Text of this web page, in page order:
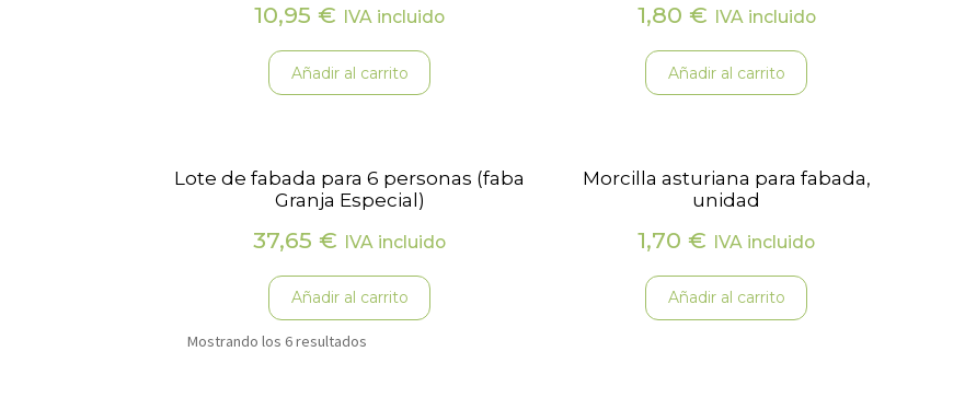
10,95 € IVA incluido
Añadir al carrito
1,80 € IVA incluido
Añadir al carrito
Lote de fabada para 6 personas (faba
Granja Especial)
37,65 € IVA incluido
Añadir al carrito
Morcilla asturiana para fabada,
unidad
1,70 € IVA incluido
Añadir al carrito
Mostrando los 6 resultados